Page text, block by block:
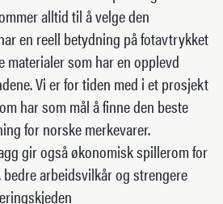
alltid til å velge den
en reell betydning på fotavtrykket
materialer som har en opplevd
Vi er for tiden med i et prosjekt
har som mål å finne den beste
for norske merkevarer.
gir også økonomisk spillerom for
arbeidsvilkår og strengere